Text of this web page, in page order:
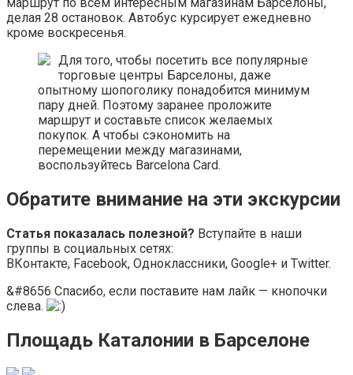
делая 28 остановок. Автобус курсирует ежедневно
кроме воскресенья.
Для того, чтобы посетить все популярные
торговые центры Барселоны, даже
опытному шопоголику понадобится минимум
пару дней. Поэтому заранее проложите
маршрут и составьте список желаемых
покупок. А чтобы сэкономить на
перемещении между магазинами,
воспользуйтесь Barcelona Card.
Обратите внимание на эти экскурсии
Статья показалась полезной? Вступайте в наши
группы в социальных сетях:
ВКонтакте, Facebook, Одноклассники, Google+ и Twitter.
&#8656 Спасибо, если поставите нам лайк — кнопочки
слева.
Площадь Каталонии в Барселоне